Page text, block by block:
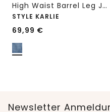
High Waist Barrel Leg Jeans im Loose Fit
STYLE KARLIE
69,99 €
Newsletter